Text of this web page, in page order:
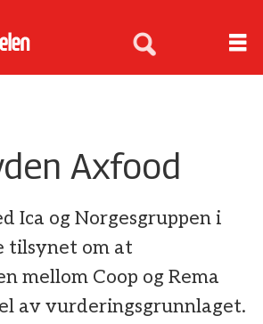
Axfood
Ica og Norgesgruppen i
tilsynet om at
mellom Coop og Rema
av vurderingsgrunnlaget.